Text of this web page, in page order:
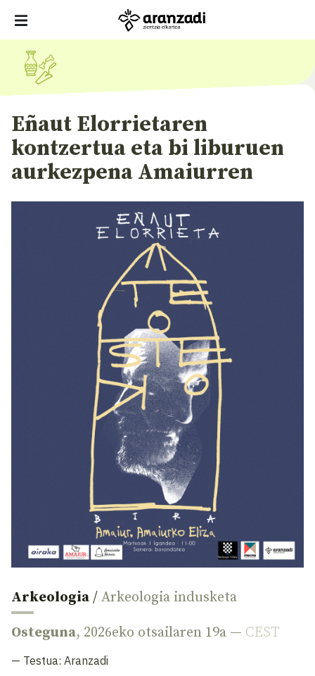
Eñaut Elorrietaren
kontzertua eta bi liburuen
aurkezpena Amaiurren
Arkeologia / Arkeologia indusketa
Osteguna, 2026eko otsailaren 19a — CEST
— Testua: Aranzadi